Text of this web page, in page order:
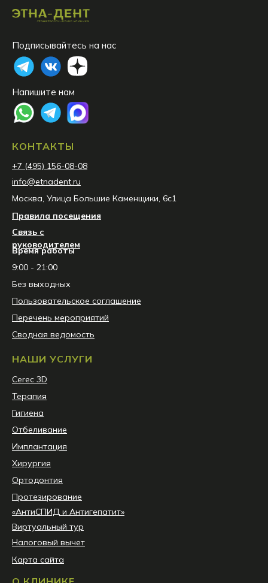
НАШИ УСЛУГИ
Сerec 3D
Терапия
Гигиена
Отбеливание
Имплантация
Хирургия
Ортодонтия
Протезирование
«АнтиСПИД и Антигепатит»
Виртуальный тур
КОНТАКТЫ
info@etnadent.ru
Москва, Улица Большие Каменщики, 6с1
+7 (495) 156-08-08
Подписывайтесь на нас
Напишите нам
Налоговый вычет
Правила посещения
Связь с
руководителем
Время работы
9:00 - 21:00
Без выходных
Пользовательское соглашение
Перечень мероприятий
Сводная ведомость
Карта сайта